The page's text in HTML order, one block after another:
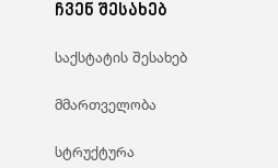
ჩვენ შესახებ
საქსტატის შესახებ
მმართველობა
სტრუქტურა